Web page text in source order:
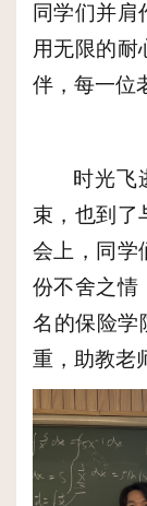
同学们并肩
用无限的耐
伴，每一位
时光飞
束，也到了
会上，同学
份不舍之情
名的保险学
重，助教老